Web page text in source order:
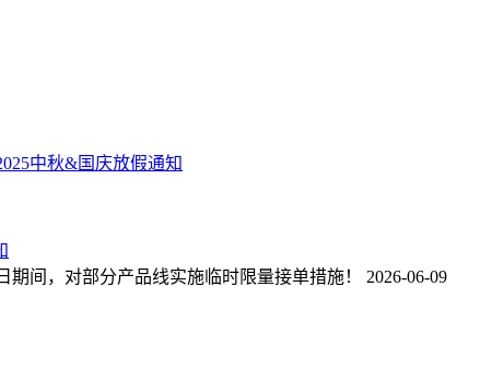
中秋&国庆放假通知
间，对部分产品线实施临时限量接单措施！
2026-06-09